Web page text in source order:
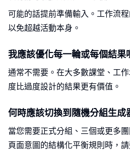
可能的話提前準備輸入。工作流
以免超越活動本身。
我應該優化每一輪或每個結果
通常不需要。在大多數課堂、工
度比過度設計的結果更有價值。
何時應該切換到隨機分組生成
當您需要正式分組、三個或更多
頁面意圖的結構化平衡規則時，請